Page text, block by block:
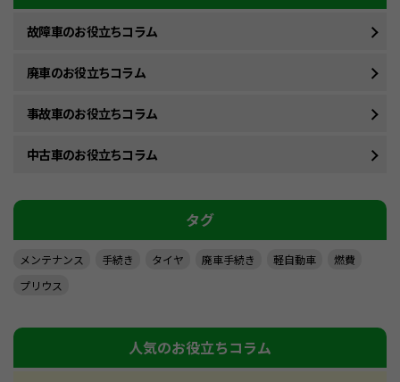
故障車のお役立ちコラム
廃車のお役立ちコラム
事故車のお役立ちコラム
中古車のお役立ちコラム
タグ
メンテナンス 手続き タイヤ 廃車手続き 軽自動車
燃費
プリウス
人気のお役立ちコラム